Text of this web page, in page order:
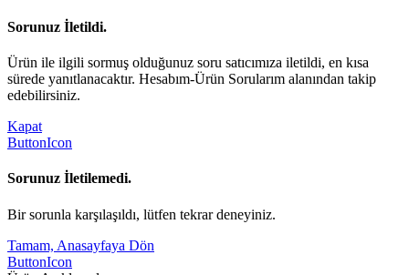
Sorunuz İletildi.
Ürün ile ilgili sormuş olduğunuz soru satıcımıza iletildi, en kısa
sürede yanıtlanacaktır. Hesabım-Ürün Sorularım alanından takip
edebilirsiniz.
Kapat
ButtonIcon
Sorunuz İletilemedi.
Bir sorunla karşılaşıldı, lütfen tekrar deneyiniz.
Tamam, Anasayfaya Dön
ButtonIcon